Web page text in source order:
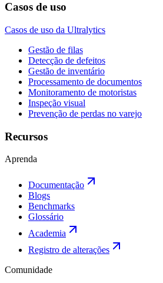
Casos de uso
Casos de uso da Ultralytics
Gestão de filas
Detecção de defeitos
Gestão de inventário
Processamento de documentos
Monitoramento de motoristas
Inspeção visual
Prevenção de perdas no varejo
Recursos
Aprenda
Documentação
Blogs
Benchmarks
Glossário
Academia
Registro de alterações
Comunidade